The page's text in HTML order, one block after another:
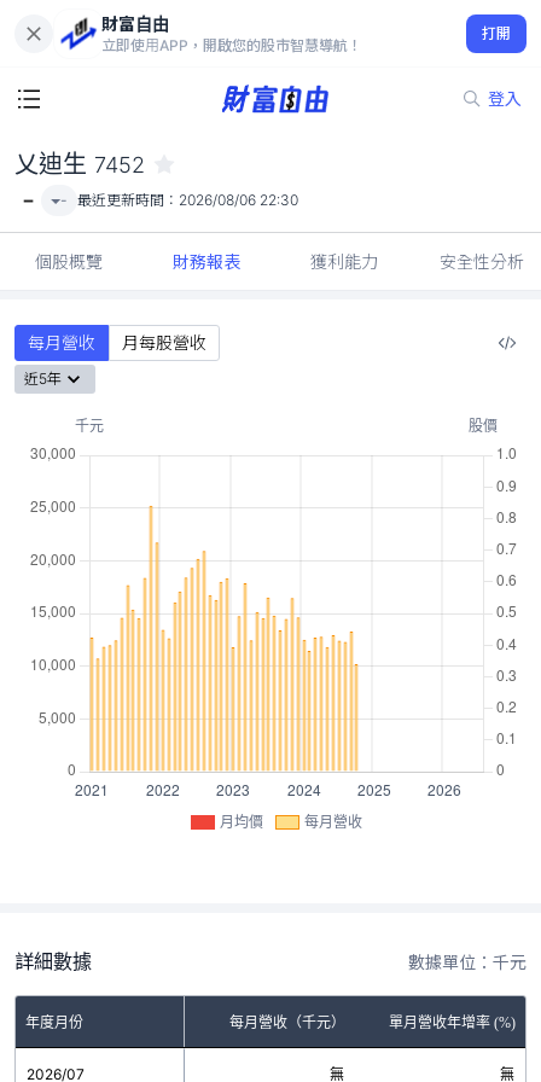
財富自由
立即使用APP，開啟您的股市智慧導航！
打開
登入
-
乂迪生 7452
- - 最近更新時間： 2026/08/06 22:30
個股概覽 財務報表 獲利能力 安全性分析
每月營收 月每股營收
近5年
月均價 每月營收
詳細數據 數據單位：千元
年度月份 每月營收（千元） 單月營收年增率 (%)
2026/07 無 無